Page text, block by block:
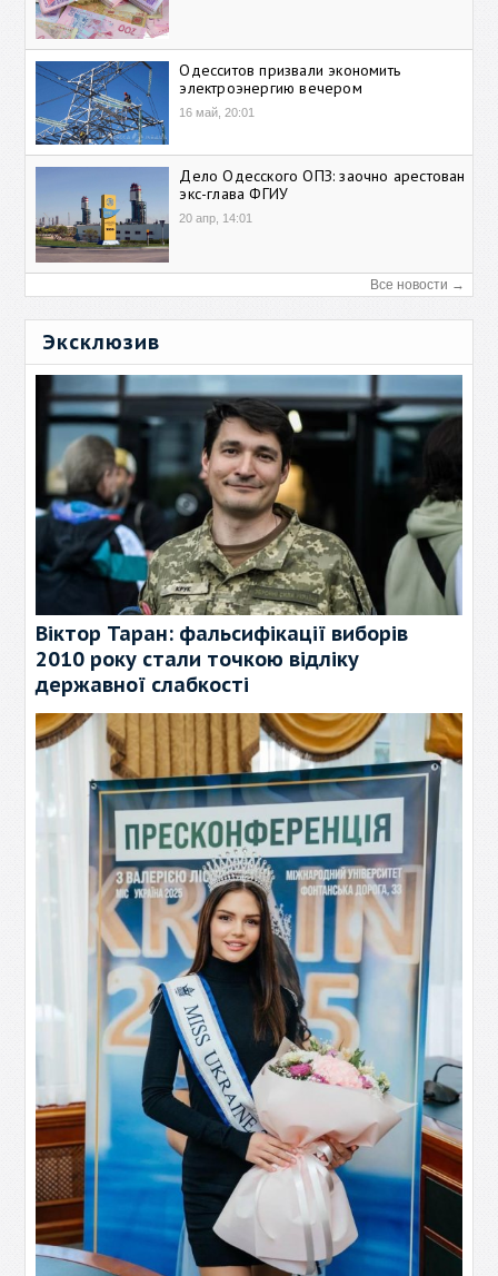
Одесситов призвали экономить
электроэнергию вечером
16 май, 20:01
Дело Одесского ОПЗ: заочно арестован
экс-глава ФГИУ
20 апр, 14:01
Все новости →
Эксклюзив
Віктор Таран: фальсифікації виборів
2010 року стали точкою відліку
державної слабкості